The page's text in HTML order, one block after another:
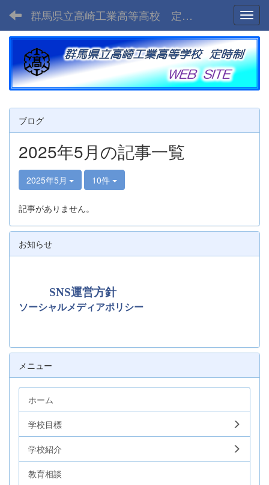
群馬県立高崎工業高等高校 定時制
ブログ
2025年5月の記事一覧
2025年5月 10件
記事がありません。
お知らせ
SNS運営方針
ソーシャルメディアポリシー
メニュー
ホーム
学校目標
学校紹介
教育相談